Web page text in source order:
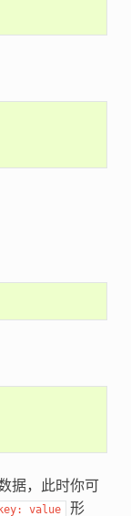
据，此时你可
key: value 形